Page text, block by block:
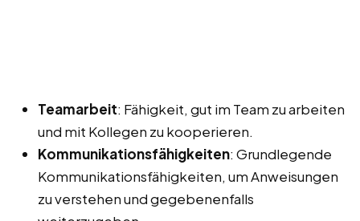
Teamarbeit: Fähigkeit, gut im Team zu arbeiten
und mit Kollegen zu kooperieren.
Kommunikationsfähigkeiten: Grundlegende
Kommunikationsfähigkeiten, um Anweisungen
zu verstehen und gegebenenfalls